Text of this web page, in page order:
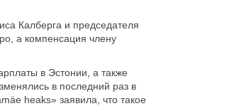
Калберга и председателя
а компенсация члену
в Эстонии, а также
в последний раз в
heaks» заявила, что такое